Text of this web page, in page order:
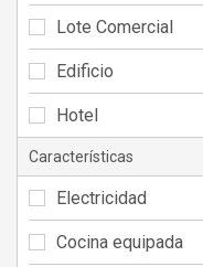
Lote Comercial
Edificio
Hotel
Características
Electricidad
Cocina equipada